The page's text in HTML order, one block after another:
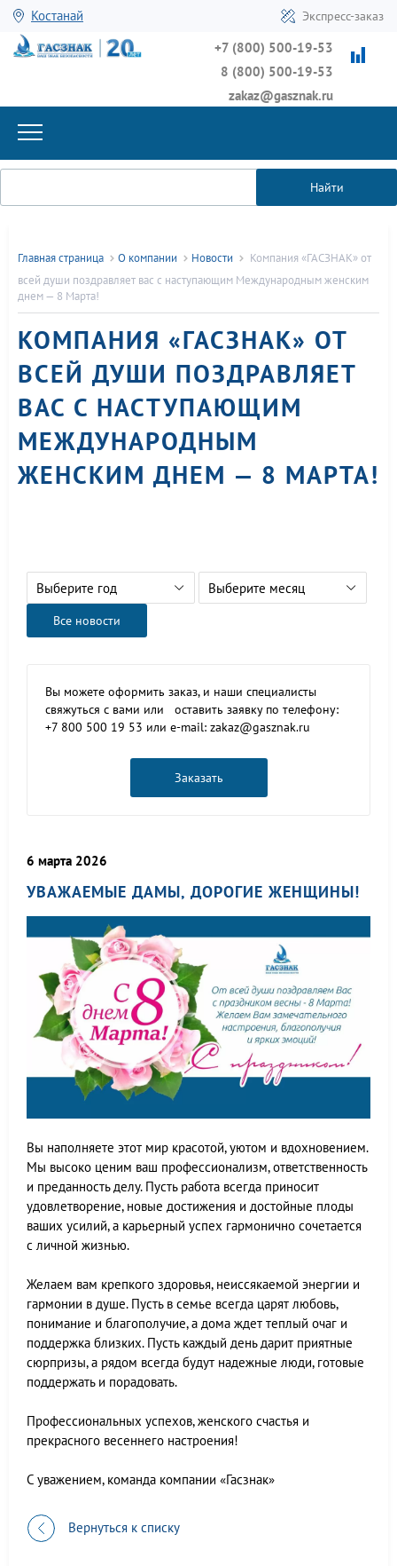
Костанай Экспресс-заказ
+7 (800) 500-19-53
8 (800) 500-19-53
zakaz@gasznak.ru
Найти
Главная страница О компании Новости
Компания «ГАСЗНАК» от
всей души поздравляет вас с наступающим Международным женским
днем — 8 Марта!
КОМПАНИЯ «ГАСЗНАК» ОТ
ВСЕЙ ДУШИ ПОЗДРАВЛЯЕТ
ВАС С НАСТУПАЮЩИМ
МЕЖДУНАРОДНЫМ
ЖЕНСКИМ ДНЕМ — 8 МАРТА!
Выберите год Выберите месяц
Все новости
Вы можете оформить заказ, и наши специалисты
свяжуться с вами или оставить заявку по телефону:
+7 800 500 19 53 или e-mail: zakaz@gasznak.ru
Заказать
6 марта 2026
УВАЖАЕМЫЕ ДАМЫ, ДОРОГИЕ ЖЕНЩИНЫ!
Вы наполняете этот мир красотой, уютом и вдохновением.
Мы высоко ценим ваш профессионализм, ответственность
и преданность делу. Пусть работа всегда приносит
удовлетворение, новые достижения и достойные плоды
ваших усилий, а карьерный успех гармонично сочетается
с личной жизнью.
Желаем вам крепкого здоровья, неиссякаемой энергии и
гармонии в душе. Пусть в семье всегда царят любовь,
понимание и благополучие, а дома ждет теплый очаг и
поддержка близких. Пусть каждый день дарит приятные
сюрпризы, а рядом всегда будут надежные люди, готовые
поддержать и порадовать.
Профессиональных успехов, женского счастья и
прекрасного весеннего настроения!
С уважением, команда компании «Гасзнак»
Вернуться к списку